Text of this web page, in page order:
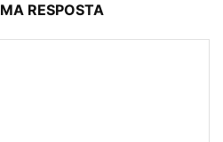
RESPOSTA